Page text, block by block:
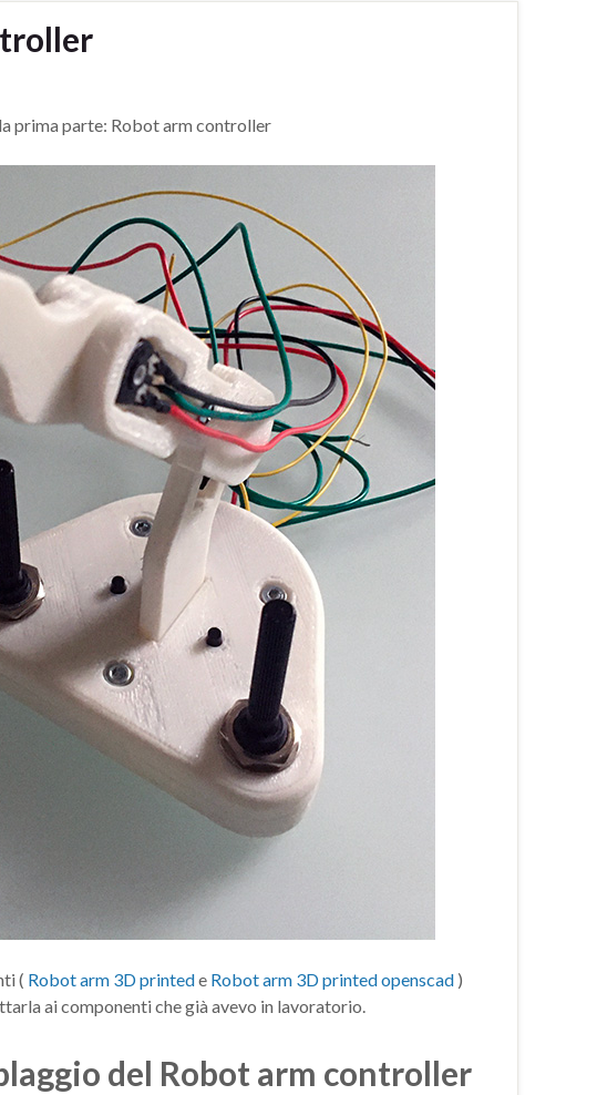
la prima parte: Robot arm controller
( Robot arm 3D printede Robot arm 3D printed openscad )
ai componenti che già avevo in lavoratorio.
del Robot arm controller